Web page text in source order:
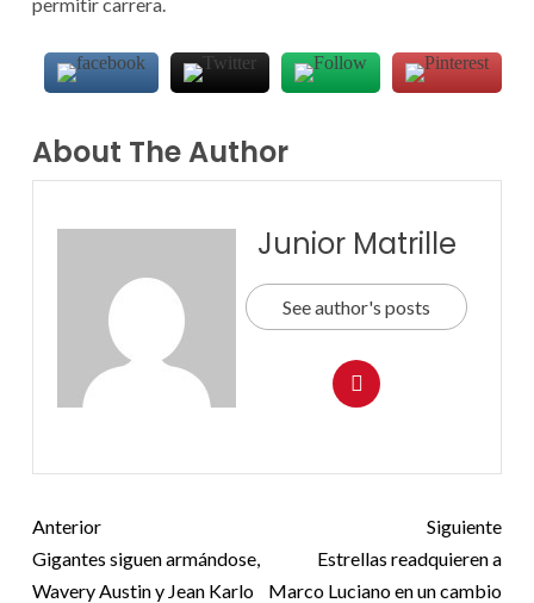
About The Author
Junior Matrille
See author's posts
Anterior
Gigantes siguen armándose,
Wavery Austin y Jean Karlo
Siguiente
Estrellas readquieren a
Marco Luciano en un cambio